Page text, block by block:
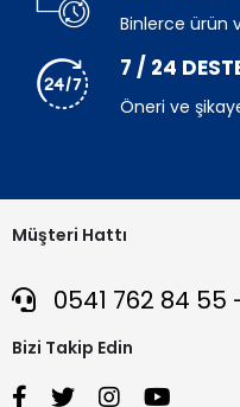
Binlerce ürün
7 / 24
Öneri ve
Müşteri Hattı
0541 762 84 55
Bizi Takip Edin